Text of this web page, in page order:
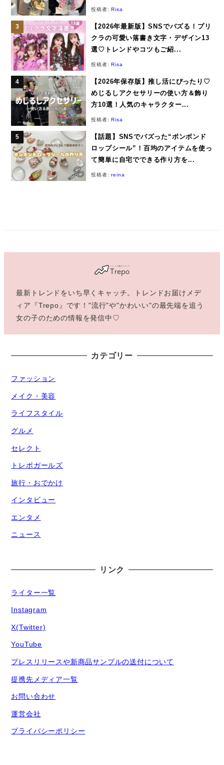
投稿者:Risa
【2026年最新版】SNSでバズる！プリ
クラの可愛い落書き文字・デザイン13
選♡トレンドやコツもご紹...
投稿者:Risa
【2026年保存版】推し活にぴったり♡
めじるしアクセサリーの使い方＆飾り
方10選！人気のキャラクター...
投稿者:Risa
【話題】SNSでバズった“ボンボンド
ロップシール”！百均のアイテムを使っ
て簡単に自宅でできる作り方を...
投稿者:reina
最新トレンドをいち早くキャッチ。トレンドお届けメデ
ィア『Trepo』です！"流行"や"かわいい"の最先端を追う
女の子のための情報を発信中♡
カテゴリー
ファッション
メイク・美容
ライフスタイル
グルメ
セレクト
トレポガールズ
旅行・おでかけ
インタビュー
エンタメ
ニュース
リンク
ライター一覧
Instagram
X(Twitter)
YouTube
プレスリリースや新商品サンプルの送付について
提携先メディア一覧
お問い合わせ
運営会社
プライバシーポリシー